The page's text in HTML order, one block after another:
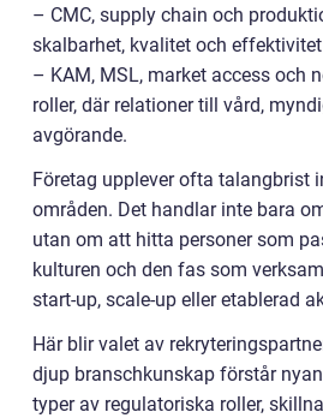
– CMC, supply chain och
skalbarhet, kvalitet och
– KAM, MSL, market access och
roller, där relationer till vård,
avgörande.
Företag upplever ofta talangbrist
områden. Det handlar inte bara
utan om att hitta personer som
kulturen och den fas som
start-up, scale-up eller etablerad
Här blir valet av
djup branschkunskap förstår
typer av regulatoriska roller,